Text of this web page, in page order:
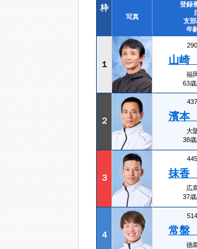
枠
写真
登録
支
年
１ 山
福
63
２ 濱
大
38
３ 抹
広
37
４ 常
徳